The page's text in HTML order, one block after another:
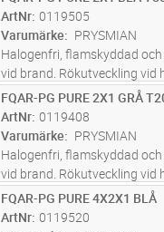
eventuell brand har kabeln
vilket underlätt...läs mer
ArtNr 0119505
Varumärke
PRYSMIAN
Halogenfri, flamskyddad
vid brand. Rökutveckling vid
brand är liten, genomsynlig
utrymning) och ej skadlig för
utrustning. Partvinnade
M Lägg i kundvagn
FQAR-PG PURE 2X1 GRÅ
ArtNr 0119408
Varumärke
PRYSMIAN
Halogenfri, flamskyddad
vid brand. Rökutveckling vid
brand är liten, genomsynlig
utrymning) och ej skadlig för
M Lägg i kundvagn
FQAR-PG PURE 4X2X1 BLÅ
ArtNr 0119520